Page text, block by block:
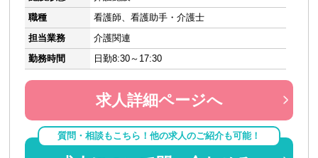
職種
看護師、看護助手・介護士
担当業務
介護関連
勤務時間
日勤8:30～17:30
求人詳細ページへ
質問・相談もこちら！他の求人のご紹介も可能！